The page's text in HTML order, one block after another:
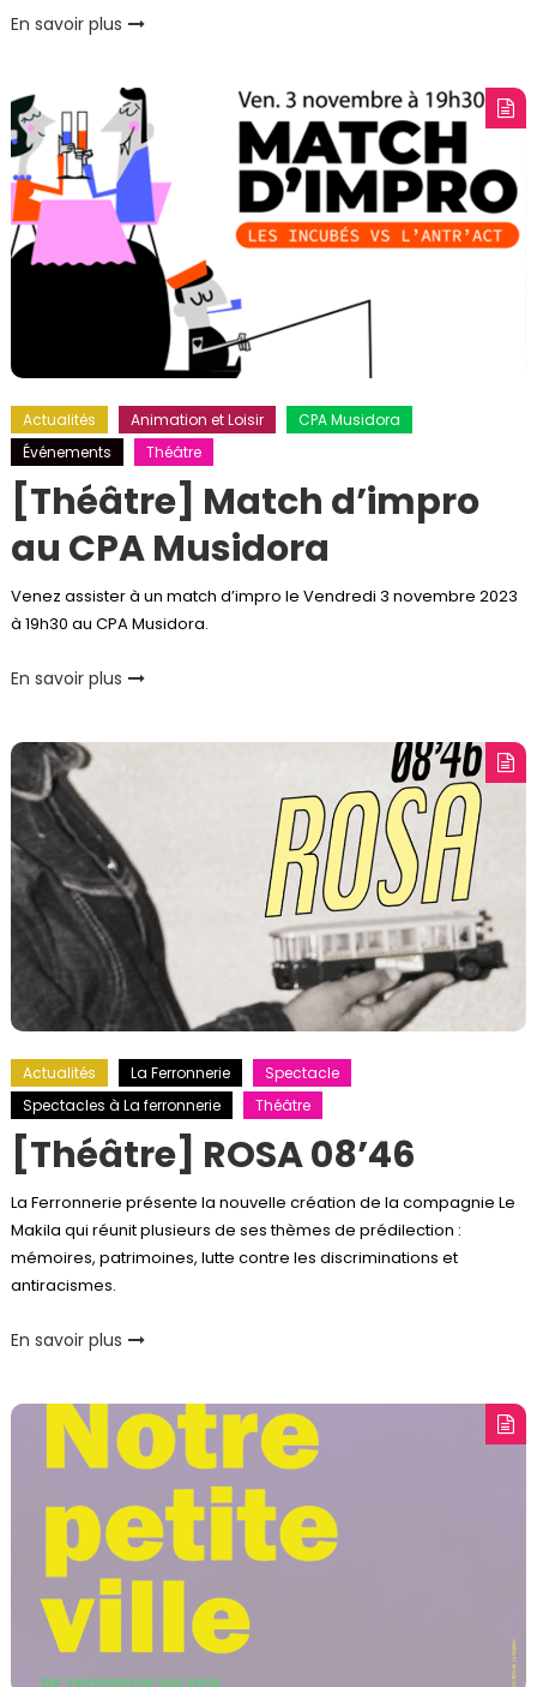
En savoir plus
Actualités Animation et Loisir
CPA Musidora
Événements
Théâtre
[Théâtre] Match d’impro
au CPA Musidora
Venez assister à un match d’impro le Vendredi 3 novembre 2023
à 19h30 au CPA Musidora.
En savoir plus
Actualités La Ferronnerie
Spectacle
Spectacles à La ferronnerie
Théâtre
[Théâtre] ROSA 08’46
La Ferronnerie présente la nouvelle création de la compagnie Le
Makila qui réunit plusieurs de ses thèmes de prédilection :
mémoires, patrimoines, lutte contre les discriminations et
antiracismes.
En savoir plus